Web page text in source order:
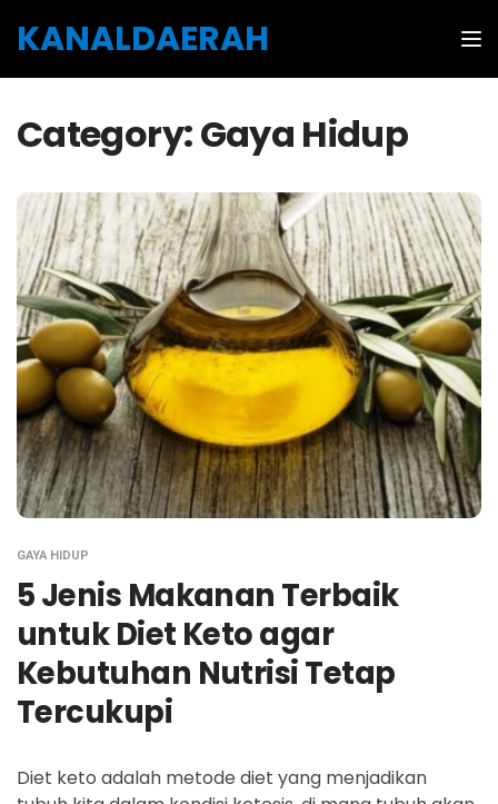
KANALDAERAH
Category:Gaya Hidup
GAYA HIDUP
5 Jenis Makanan Terbaik
untuk Diet Keto agar
Kebutuhan Nutrisi Tetap
Tercukupi
Diet keto adalah metode diet yang menjadikan